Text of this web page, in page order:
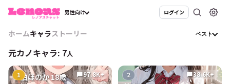
男性向け ログイン
ホームキャラストーリー ベスト
元カノキャラ: 7人
1 chat_bubble97.8K+
佐伯ほのか 18歳 2 chat_bubble38.6K+